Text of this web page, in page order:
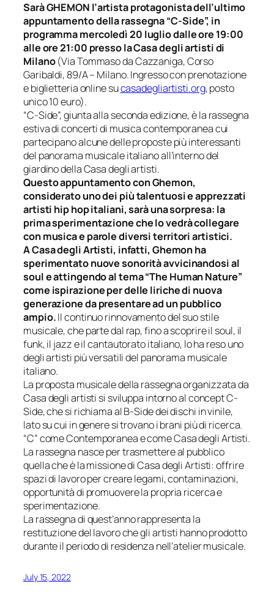
Sarà GHEMON l’artista protagonista dell’ultimo
appuntamento della rassegna “C-Side”, in
programma mercoledì 20 luglio dalle ore 19:00
alle ore 21:00 presso la Casa degli artisti di
Milano(Via Tommaso da Cazzaniga, Corso
Garibaldi, 89/A – Milano. Ingresso con prenotazione
e biglietteria online sucasadegliartisti.org, posto
unico 10 euro).
“C-Side”, giunta alla seconda edizione, è la rassegna
estiva di concerti di musica contemporanea cui
partecipano alcune delle proposte più interessanti
del panorama musicale italiano all’interno del
giardino della Casa degli artisti.
Questo appuntamento con Ghemon,
considerato uno dei più talentuosi e apprezzati
artisti hip hop italiani, sarà una sorpresa: la
prima sperimentazione che lo vedrà collegare
con musica e parole diversi territori artistici.
A Casa degli Artisti, infatti, Ghemon ha
sperimentato nuove sonorità avvicinandosi al
soul e attingendo al tema “The Human Nature”
come ispirazione per delle liriche di nuova
generazione da presentare ad un pubblico
ampio.Il continuo rinnovamento del suo stile
musicale, che parte dal rap, fino a scoprire il soul, il
funk, il jazz e il cantautorato italiano, lo ha reso uno
degli artisti più versatili del panorama musicale
italiano.
La proposta musicale della rassegna organizzata da
Casa degli artisti si sviluppa intorno al concept C-
Side, che si richiama al B-Side dei dischi in vinile,
lato su cui in genere si trovano i brani più di ricerca.
“C” come Contemporanea e come Casa degli Artisti.
La rassegna nasce per trasmettere al pubblico
quella che è la missione di Casa degli Artisti: offrire
spazi di lavoro per creare legami, contaminazioni,
opportunità di promuovere la propria ricerca e
sperimentazione.
La rassegna di quest’anno rappresenta la
restituzione del lavoro che gli artisti hanno prodotto
durante il periodo di residenza nell’atelier musicale.
July 15, 2022